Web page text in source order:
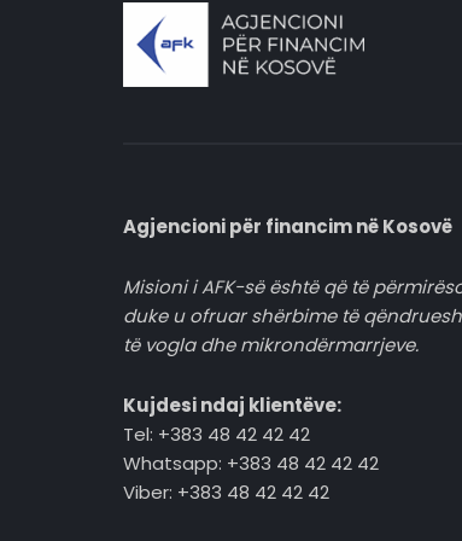
Agjencioni për financim në Kosovë
Misioni i AFK-së është që të
duke u ofruar shërbime të
të vogla dhe mikrondërmarrjeve.
Kujdesi ndaj klientëve:
Tel: +383 48 42 42 42
Whatsapp: +383 48 42 42 42
Viber: +383 48 42 42 42